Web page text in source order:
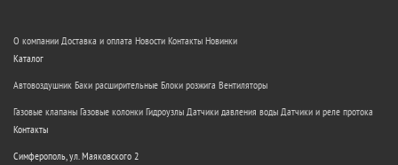
О компании Доставка и оплата Новости Контакты Новинки
Каталог
Автовоздушник Баки расширительные Блоки розжига Вентиляторы
Газовые клапаны Газовые колонки Гидроузлы Датчики давления воды Датчики и реле протока
Контакты
Симферополь, ул. Маяковского 2